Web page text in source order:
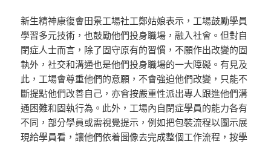
新生精神康復會田景工場社工鄭姑娘表示，工場鼓勵學員
學習多元技術，也鼓勵他們投身職場，融入社會。但對自
閉症人士而言，除了固守原有的習慣，不願作出改變的固
執外，社交和溝通也是他們投身職場的一大障礙。有見及
此，工場會尊重他們的意願，不會強迫他們改變，只能不
斷提點他們改善自己，亦會按嚴重性派出專人跟進他們溝
通困難和固執行為。此外，工場內自閉症學員的能力各有
不同，部分學員或需視覺提示，例如把包裝流程以圖示展
現給學員看，讓他們依着圖像去完成整個工作流程，按學